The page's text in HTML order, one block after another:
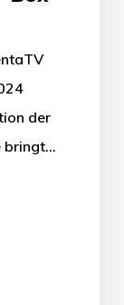
der
bringt…